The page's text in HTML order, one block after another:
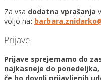
Za vsa dodatna vprašanja
voljo na:
Prijave
Prijave sprejemamo do
najkasneje do ponedeljka,